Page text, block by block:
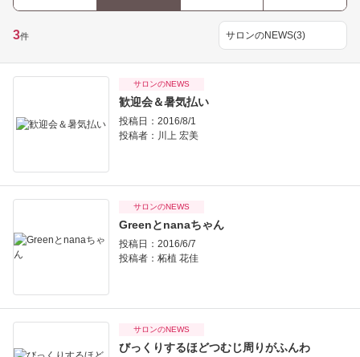
3件
サロンのNEWS
歓迎会＆暑気払い
投稿日：2016/8/1
投稿者： 川上 宏美
サロンのNEWS
Greenとnanaちゃん
投稿日：2016/6/7
投稿者： 柘植 花佳
サロンのNEWS
びっくりするほどつむじ周りがふんわ